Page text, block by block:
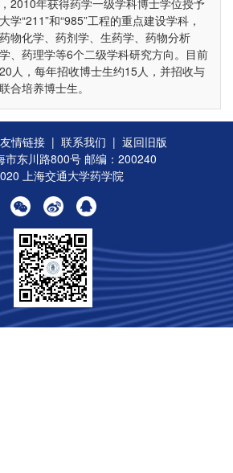
2010年获得药学一级学科博士学位授予
学“211”和“985”工程的重点建设学科，
物化学、药剂学、生药学、药物分析
、药理学等6个二级学科研究方向。目前
人，每年招收博士生约15人，并招收与
合培养博士生。
友情链接 | 联系我们 | 返回旧版
市东川路800号 邮编：200240
上海交通大学药学院